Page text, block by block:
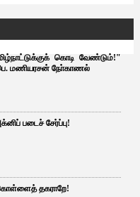
கொடி வேண்டும்!"
மணியரசன் நோ்காணல்
படைச் சேர்ப்பு!
தகராறே!